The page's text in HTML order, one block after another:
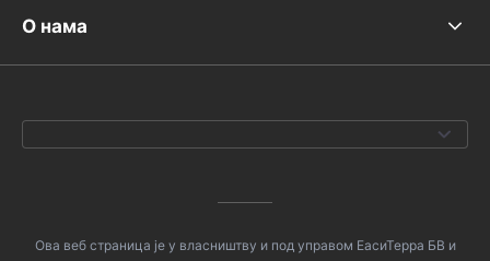
О нама
Ова веб страница је у власништву и под управом ЕасиТерра БВ и